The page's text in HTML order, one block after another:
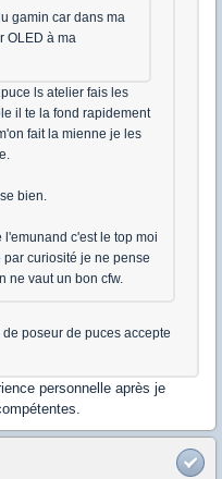
gamin car dans ma
OLED à ma
ls atelier fais les
il te la fond rapidement
fait la mienne je les
bien.
c'est le top moi
curiosité je ne pense
ne vaut un bon cfw.
poseur de puces accepte
personnelle après je